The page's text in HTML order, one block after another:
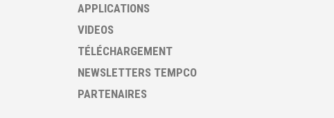
APPLICATIONS
VIDEOS
TÉLÉCHARGEMENT
NEWSLETTERS TEMPCO
PARTENAIRES